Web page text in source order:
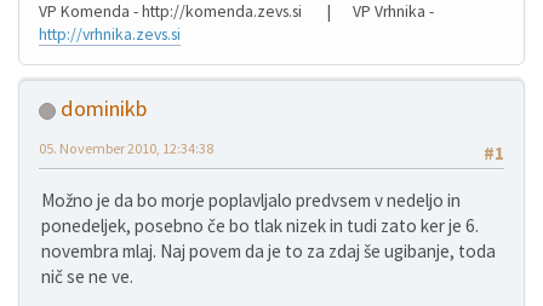
VP Komenda - http://komenda.zevs.si | VP Vrhnika -
http://vrhnika.zevs.si
dominikb
#1
05. November 2010, 12:34:38
Možno je da bo morje poplavljalo predvsem v nedeljo in
ponedeljek, posebno če bo tlak nizek in tudi zato ker je 6.
novembra mlaj. Naj povem da je to za zdaj še ugibanje, toda
nič se ne ve.